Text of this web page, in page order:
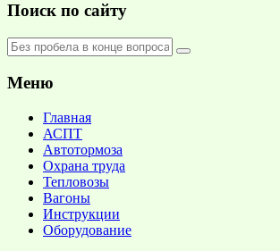
Поиск по сайту
Меню
Главная
АСПТ
Автотормоза
Охрана труда
Тепловозы
Вагоны
Инструкции
Оборудование